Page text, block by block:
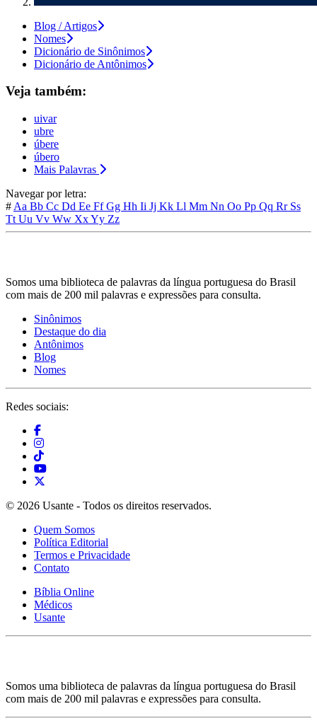
Blog / Artigos
Nomes
Dicionário de Sinônimos
Dicionário de Antônimos
Veja também:
uivar
ubre
úbere
úbero
Mais Palavras
Navegar por letra:
# Aa Bb Cc Dd Ee FfGg Hh Ii Jj Kk Ll Mm Nn Oo Pp Qq Rr Ss
Tt Uu Vv Ww XxYy Zz
Somos uma biblioteca de palavras da língua portuguesa do Brasil
com mais de 200 mil palavras e expressões para consulta.
Sinônimos
Destaque do dia
Antônimos
Blog
Nomes
Redes sociais:
© 2026 Usante - Todos os direitos reservados.
Quem Somos
Política Editorial
Termos e Privacidade
Contato
Bíblia Online
Médicos
Usante
Somos uma biblioteca de palavras da língua portuguesa do Brasil
com mais de 200 mil palavras e expressões para consulta.